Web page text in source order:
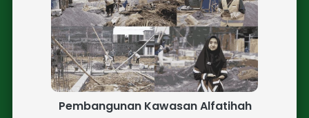
Pembangunan Kawasan Alfatihah